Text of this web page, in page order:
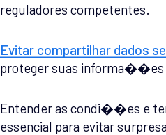
reguladores competentes.
Evitar compartilhar dados
proteger suas informa��es
Entender as condi��es e
essencial para evitar